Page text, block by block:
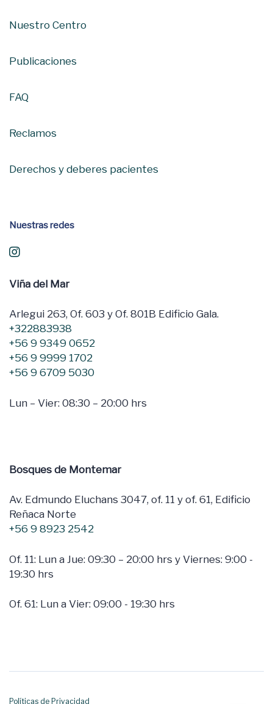
Nuestro Centro
Publicaciones
FAQ
Reclamos
Derechos y deberes pacientes
Nuestras redes
Viña del Mar
Arlegui 263, Of. 603 y Of. 801B Edificio Gala.
+322883938
+56 9 9349 0652
+56 9 9999 1702
+56 9 6709 5030
Lun – Vier: 08:30 – 20:00 hrs
Bosques de Montemar
Av. Edmundo Eluchans 3047, of. 11 y of. 61, Edificio
Reñaca Norte
+56 9 8923 2542
Of. 11: Lun a Jue: 09:30 – 20:00 hrs y Viernes: 9:00 -
19:30 hrs
Of. 61: Lun a Vier: 09:00 - 19:30 hrs
Políticas de Privacidad